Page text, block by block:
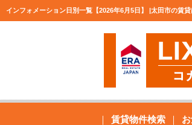
インフォメーション日別一覧【2026年6月5日】 |太田市の賃
賃貸物件検索